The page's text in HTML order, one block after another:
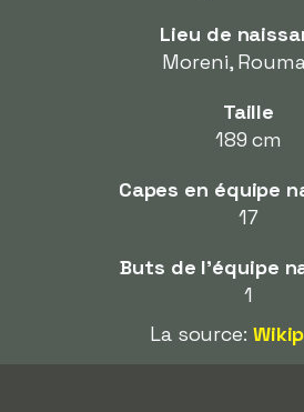
Lieu de
Moreni,
Taille
189 cm
Capes en équipe
17
Buts de l'équipe
1
La source: